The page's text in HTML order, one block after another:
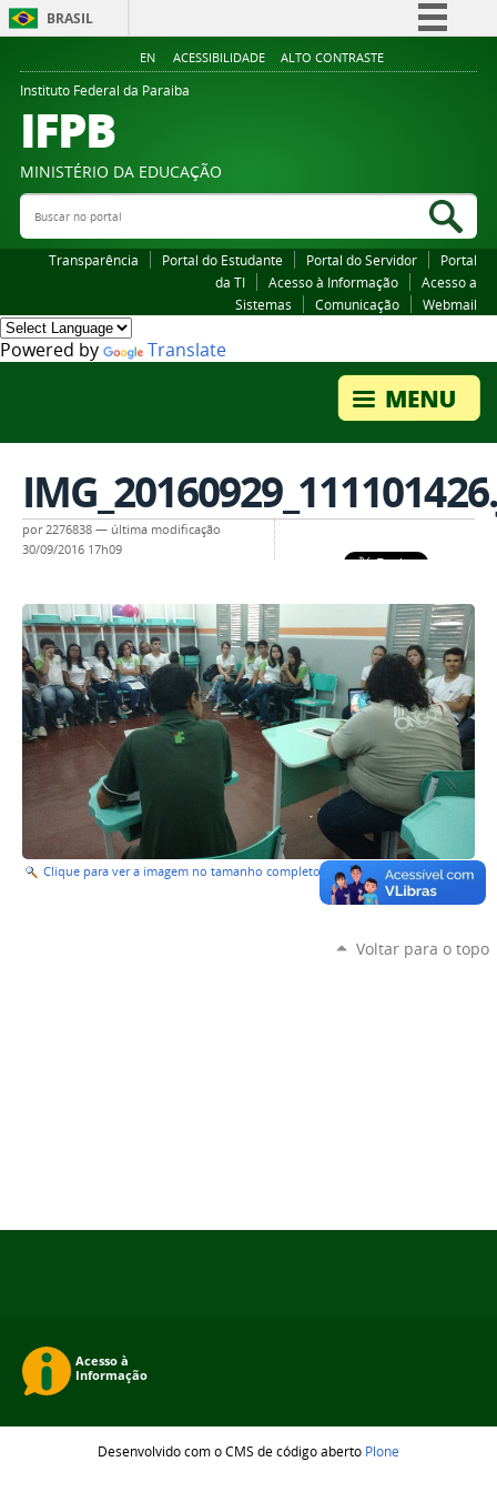
BRASIL
Simplifique!
Legislação
EN ACESSIBILIDADE ALTO CONTRASTE
Instituto Federal da Paraiba
IFPB
MINISTÉRIO DA EDUCAÇÃO
Buscar no portal
Transparência Portal do Estudante Portal do Servidor
Portal
da TI
Acesso à Informação
Acesso a
Sistemas
Comunicação Webmail
Powered by Translate
por2276838 — última modificação
30/09/2016 17h09
Clique para ver a imagem no tamanho completo… — Tamanho: 192KB
Voltar para o topo
Desenvolvido com o CMS de código aberto Plone